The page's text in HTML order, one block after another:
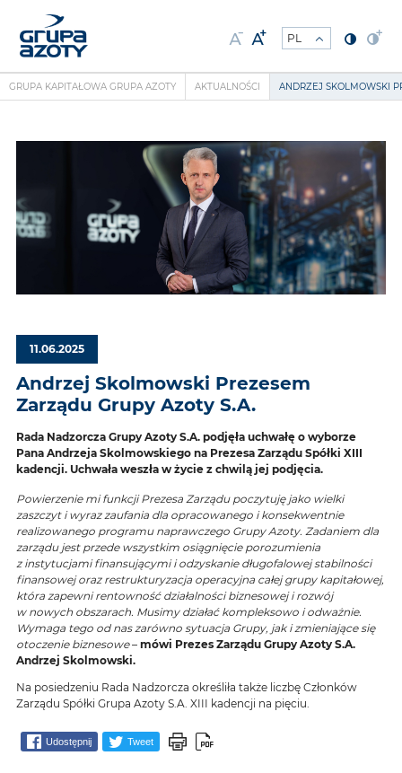
GRUPA KAPITAŁOWA GRUPA AZOTY AKTUALNOŚCI ANDRZEJ SKOLMOWSKI
11.06.2025
Andrzej Skolmowski Prezesem
Zarządu Grupy Azoty S.A.
Rada Nadzorcza Grupy Azoty S.A. podjęła uchwałę o wyborze
Pana Andrzeja Skolmowskiego na Prezesa Zarządu Spółki XIII
kadencji. Uchwała weszła w życie z chwilą jej podjęcia.
Powierzenie mi funkcji Prezesa Zarządu poczytuję jako wielki
zaszczyt i wyraz zaufania dla opracowanego i konsekwentnie
realizowanego programu naprawczego Grupy Azoty. Zadaniem dla
zarządu jest przede wszystkim osiągnięcie porozumienia
z instytucjami finansującymi i odzyskanie długofalowej stabilności
finansowej oraz restrukturyzacja operacyjna całej grupy kapitałowej,
która zapewni rentowność działalności biznesowej i rozwój
w nowych obszarach. Musimy działać kompleksowo i odważnie.
Wymaga tego od nas zarówno sytuacja Grupy, jak i zmieniające się
otoczenie biznesowe– mówi Prezes Zarządu Grupy Azoty S.A.
Andrzej Skolmowski.
Na posiedzeniu Rada Nadzorcza określiła także liczbę Członków
Zarządu Spółki Grupa Azoty S.A. XIII kadencji na pięciu.
Udostępnij Tweet